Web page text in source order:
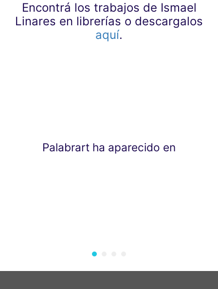
Encontrá los trabajos de Ismael
Linares en librerías o descargalos
aquí.
Palabrart ha aparecido en